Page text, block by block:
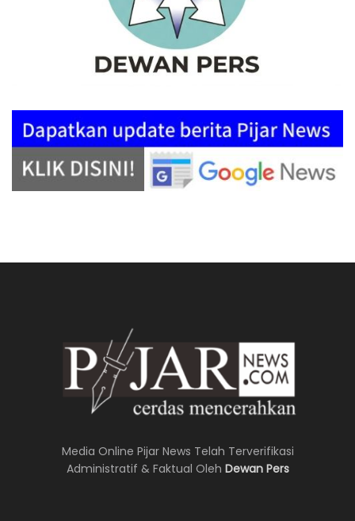
Media Online Pijar News Telah Terverifikasi
Administratif & Faktual Oleh Dewan Pers